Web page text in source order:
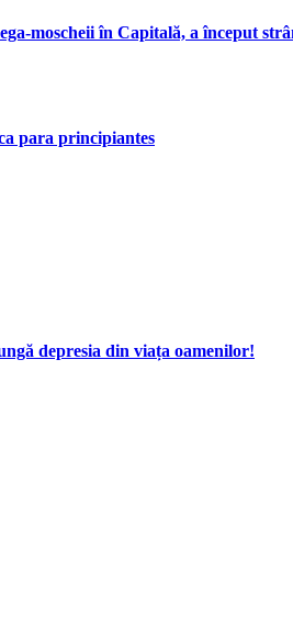
moscheii în Capitală, a început
para principiantes
depresia din viața oamenilor!